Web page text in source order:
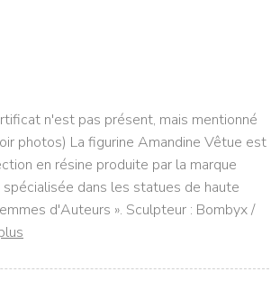
n'est pas présent, mais mentionné
photos) La figurine Amandine Vêtue est
en résine produite par la marque
dans les statues de haute
d'Auteurs ». Sculpteur : Bombyx /